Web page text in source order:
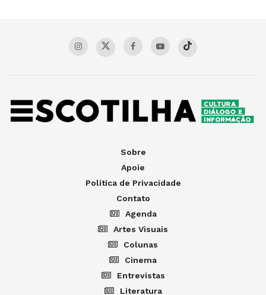
Sobre
Apoie
Política de Privacidade
Contato
Agenda
Artes Visuais
Colunas
Cinema
Entrevistas
Literatura